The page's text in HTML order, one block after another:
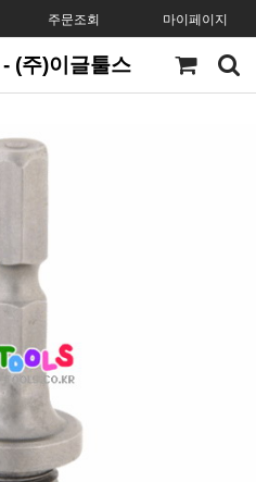
주문조회 마이페이지
(주)이글툴스